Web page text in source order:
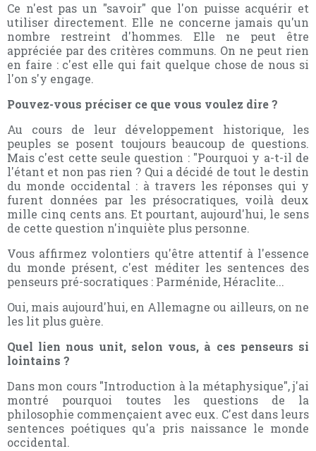
Ce n'est pas un "savoir" que l'on puisse acquérir et
utiliser directement. Elle ne concerne jamais qu'un
nombre restreint d'hommes. Elle ne peut être
appréciée par des critères communs. On ne peut rien
en faire : c'est elle qui fait quelque chose de nous si
l'on s'y engage.
Pouvez-vous préciser ce que vous voulez dire ?
Au cours de leur développement historique, les
peuples se posent toujours beaucoup de questions.
Mais c'est cette seule question : "Pourquoi y a-t-il de
l'étant et non pas rien ? Qui a décidé de tout le destin
du monde occidental : à travers les réponses qui y
furent données par les présocratiques, voilà deux
mille cinq cents ans. Et pourtant, aujourd'hui, le sens
de cette question n'inquiète plus personne.
Vous affirmez volontiers qu'être attentif à l'essence
du monde présent, c'est méditer les sentences des
penseurs pré-socratiques : Parménide, Héraclite...
Oui, mais aujourd'hui, en Allemagne ou ailleurs, on ne
les lit plus guère.
Quel lien nous unit, selon vous, à ces penseurs si
lointains ?
Dans mon cours "Introduction à la métaphysique", j'ai
montré pourquoi toutes les questions de la
philosophie commençaient avec eux. C'est dans leurs
sentences poétiques qu'a pris naissance le monde
occidental.